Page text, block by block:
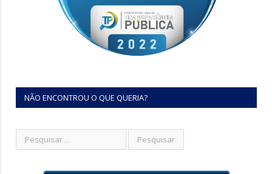
NÃO ENCONTROU O QUE QUERIA?